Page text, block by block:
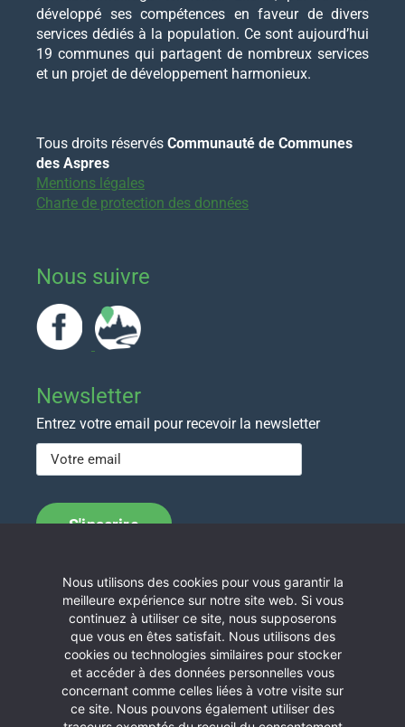
développé ses compétences en faveur de divers
services dédiés à la population. Ce sont aujourd’hui
19 communes qui partagent de nombreux services
et un projet de développement harmonieux.
Tous droits réservés Communauté de Communes
des Aspres
Mentions légales
Charte de protection des données
Nous suivre
Newsletter
Entrez votre email pour recevoir la newsletter
Contactez nous
Communauté de Communes des Aspres
Allée Hector Capellayre
Immeuble C. Bourquin – BP 11
66 301 Thuir
Téléphone : 04 68 53 21 87
Nous utilisons des cookies pour vous garantir la
meilleure expérience sur notre site web. Si vous
continuez à utiliser ce site, nous supposerons
que vous en êtes satisfait. Nous utilisons des
cookies ou technologies similaires pour stocker
et accéder à des données personnelles vous
concernant comme celles liées à votre visite sur
ce site. Nous pouvons également utiliser des